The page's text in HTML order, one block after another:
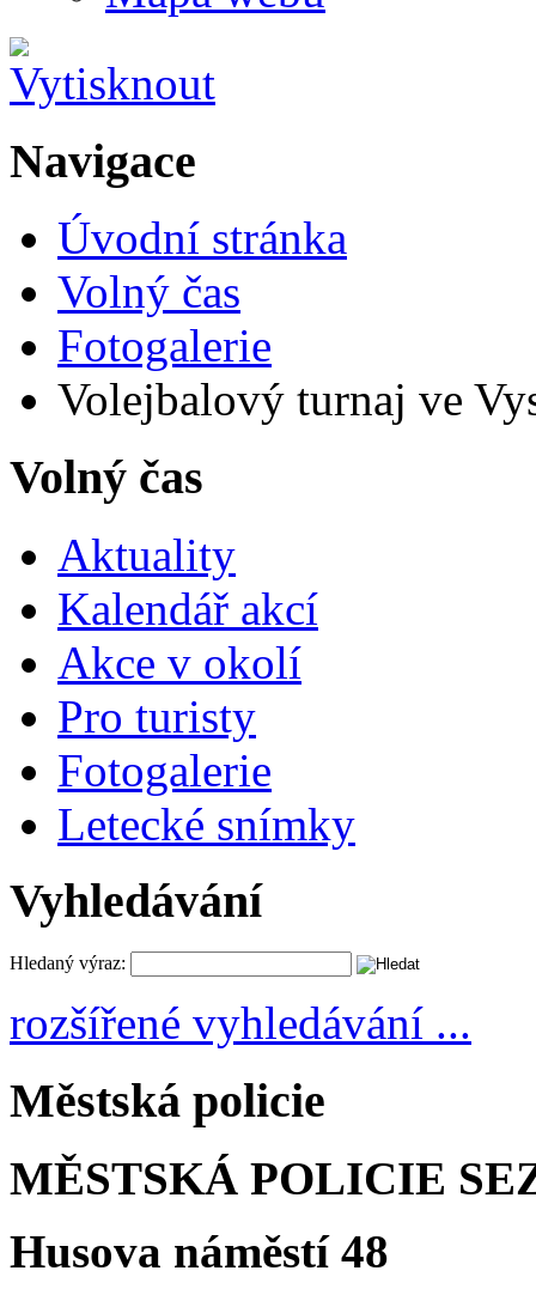
Navigace
Úvodní stránka
Volný čas
Fotogalerie
Volejbalový turnaj ve
Volný čas
Aktuality
Kalendář akcí
Akce v okolí
Pro turisty
Fotogalerie
Letecké snímky
Vyhledávání
Hledaný výraz:
rozšířené vyhledávání ...
Městská policie
MĚSTSKÁ POLICIE
Husova náměstí 48